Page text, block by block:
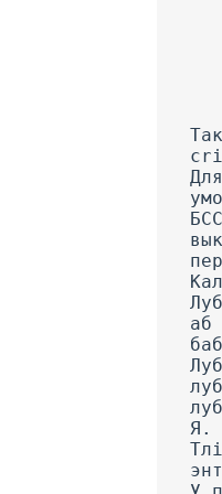
Такім чынам, лубін пашкоджваюць 11 відаў Sitona. 3 іх пераважаючымі з’яўляюцца S. griseus, S. crinitus і S. lineatus, а астатнія віды прадстаўлены на лубіне адзінкавымі экземплярамі. Для вывучэння кармавых сувязей Sitona вялося на-зіранне над наборам бабовых раслін як у